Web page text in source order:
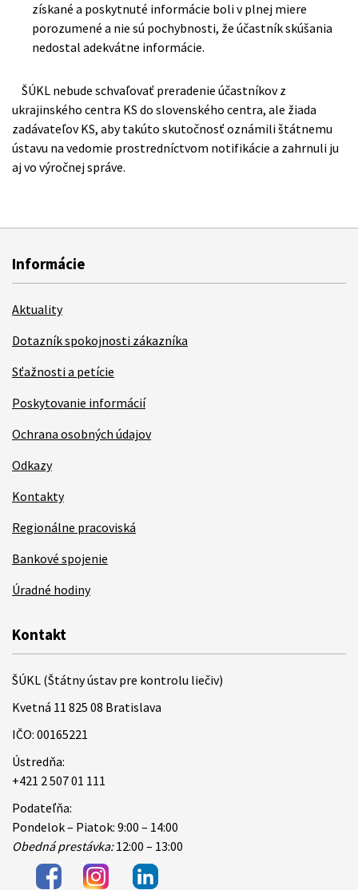
získané a poskytnuté informácie boli v plnej miere
porozumené a nie sú pochybnosti, že účastník skúšania
nedostal adekvátne informácie.
ŠÚKL nebude schvaľovať preradenie účastníkov z
ukrajinského centra KS do slovenského centra, ale žiada
zadávateľov KS, aby takúto skutočnosť oznámili štátnemu
ústavu na vedomie prostredníctvom notifikácie a zahrnuli ju
aj vo výročnej správe.
Informácie
Aktuality
Dotazník spokojnosti zákazníka
Sťažnosti a petície
Poskytovanie informácií
Ochrana osobných údajov
Odkazy
Kontakty
Regionálne pracoviská
Bankové spojenie
Úradné hodiny
Kontakt
ŠÚKL (Štátny ústav pre kontrolu liečiv)
Kvetná 11 825 08 Bratislava
IČO: 00165221
Ústredňa:
+421 2 507 01 111
Podateľňa:
Pondelok – Piatok: 9:00 – 14:00
Obedná prestávka:12:00 – 13:00